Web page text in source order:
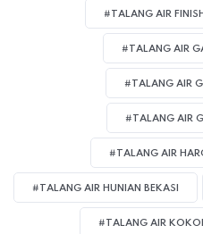
#TALANG AIR
#TALANG AIR
#TALANG AIR
#TALANG AIR
#TALANG AIR
#TALANG AIR HUNIAN BEKASI
#TALANG AIR